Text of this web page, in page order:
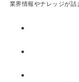
業界情報やナレッジが